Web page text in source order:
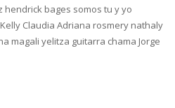
bages somos tu y yo
Claudia Adriana rosmery nathaly
magali yelitza guitarra chama Jorge